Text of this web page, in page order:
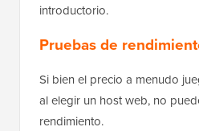
introductorio.
Pruebas de
Si bien el precio a menudo
al elegir un host web, no
rendimiento.